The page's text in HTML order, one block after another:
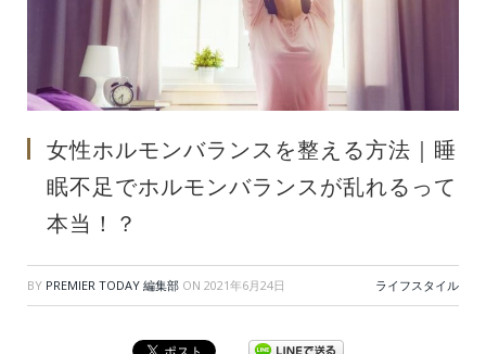
女性ホルモンバランスを整える方法｜睡
眠不足でホルモンバランスが乱れるって
本当！？
BY PREMIER TODAY 編集部 ON 2021年6月24日 ライフスタイル